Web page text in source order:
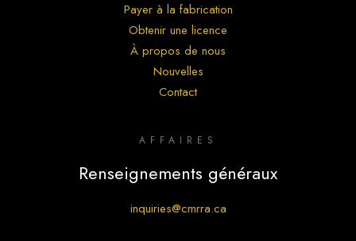
Payer à la fabrication
Obtenir une licence
À propos de nous
Nouvelles
Contact
AFFAIRES
Renseignements généraux
inquiries@cmrra.ca